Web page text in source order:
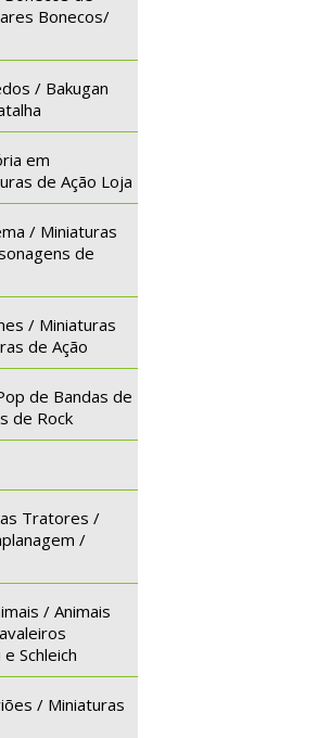
Bonecos/
/ Bakugan
em
de Ação Loja
/ Miniaturas
de
/ Miniaturas
de Ação
de Bandas de
de Rock
Tratores /
/
/ Animais
Schleich
/ Miniaturas